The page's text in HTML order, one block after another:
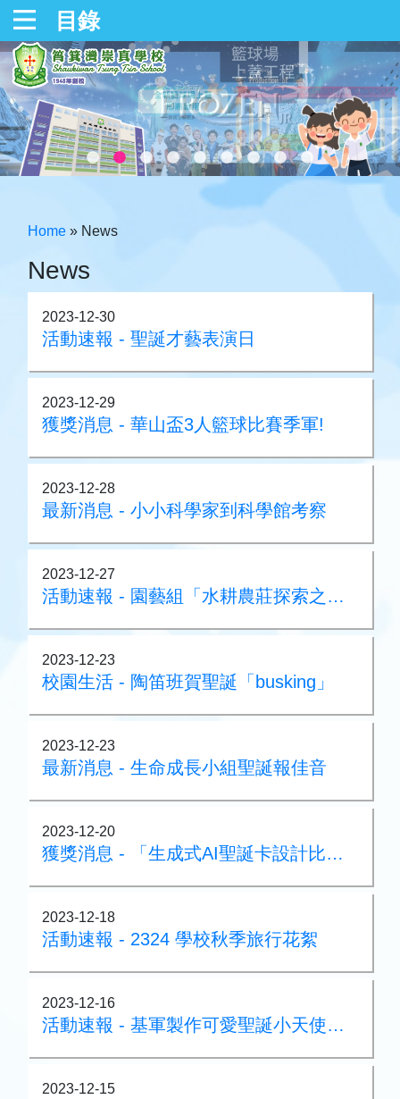
目錄
Home » News
News
2023-12-30
活動速報 - 聖誕才藝表演日
2023-12-29
獲獎消息 - 華山盃3人籃球比賽季軍!
2023-12-28
最新消息 - 小小科學家到科學館考察
2023-12-27
活動速報 - 園藝組「水耕農莊探索之旅」
2023-12-23
校園生活 - 陶笛班賀聖誕「busking」
2023-12-23
最新消息 - 生命成長小組聖誕報佳音
2023-12-20
獲獎消息 - 「生成式AI聖誕卡設計比賽 」1金4銀
2023-12-18
活動速報 - 2324 學校秋季旅行花絮
2023-12-16
活動速報 - 基軍製作可愛聖誕小天使送上祝福
2023-12-15